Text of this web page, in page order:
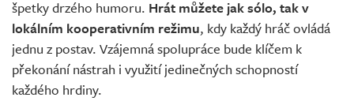
špetky drzého humoru. Hrát můžete jak sólo, tak v
lokálním kooperativním režimu, kdy každý hráč ovládá
jednu z postav. Vzájemná spolupráce bude klíčem k
překonání nástrah i využití jedinečných schopností
každého hrdiny.